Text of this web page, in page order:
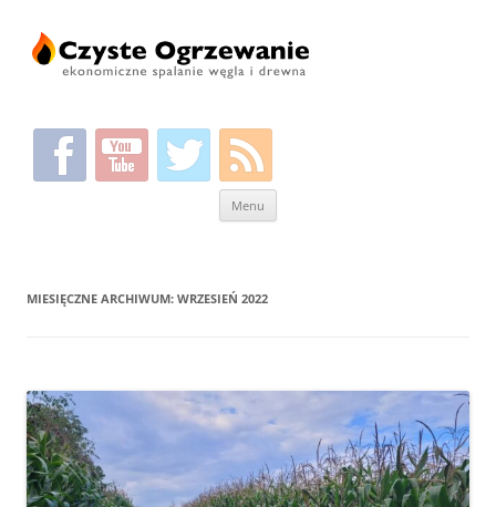
Menu
MIESIĘCZNE ARCHIWUM: WRZESIEŃ 2022